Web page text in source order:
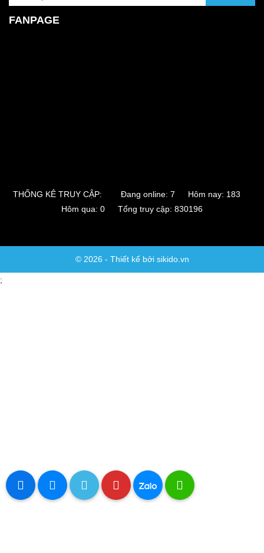
FANPAGE
THỐNG KÊ TRUY CẬP:
Đang online: 7 Hôm nay: 183
Hôm qua: 0 Tổng truy cập: 830196
© 2026 - Thiết kế bởi sikido.vn
;